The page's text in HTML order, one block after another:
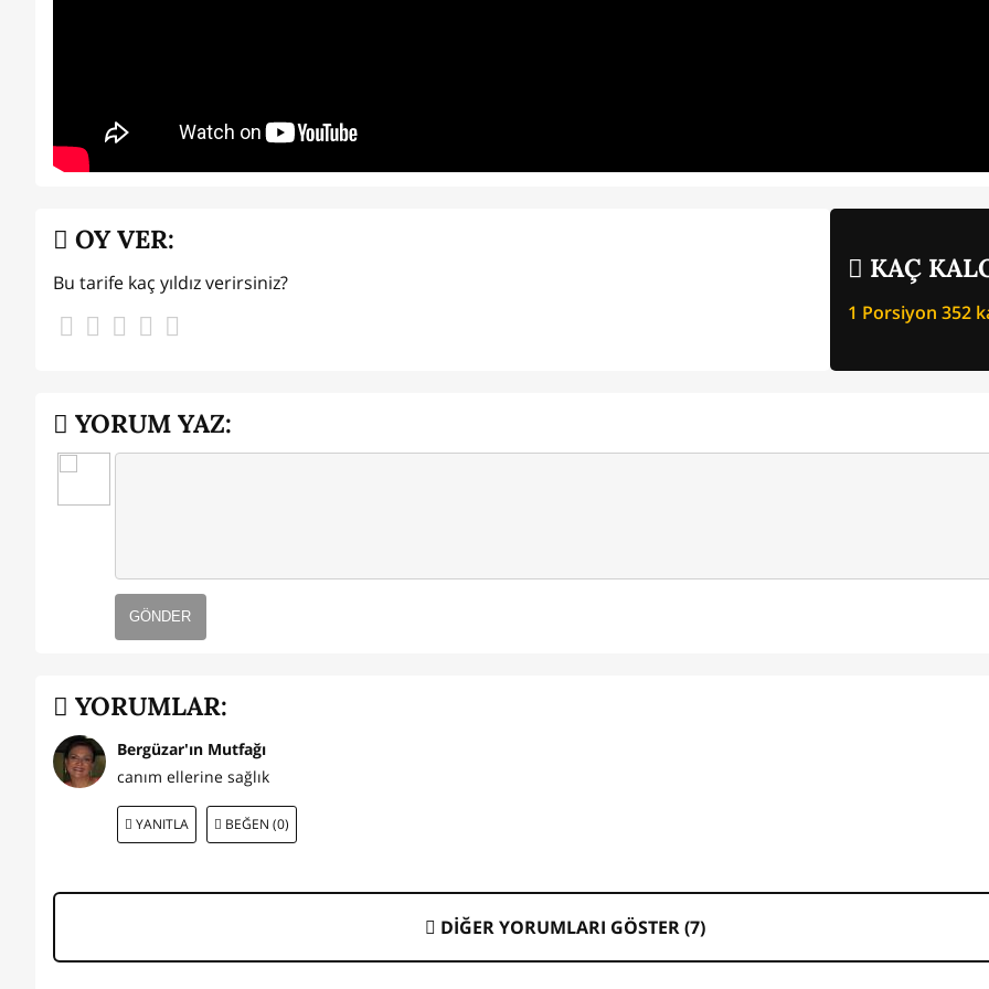
KAÇ
1 Porsiyon 352
OY VER:
Bu tarife kaç yıldız verirsiniz?
YORUM YAZ:
GÖNDER
YORUMLAR:
Bergüzar'ın Mutfağı
canım ellerine sağlık
YANITLA BEĞEN (0)
DİĞER YORUMLARI GÖSTER (7)